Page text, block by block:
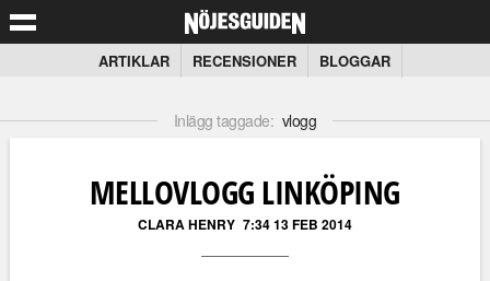
ARTIKLAR RECENSIONER BLOGGAR
Inlägg taggade: vlogg
MELLOVLOGG LINKÖPING
CLARA HENRY 7:34 13 FEB 2014